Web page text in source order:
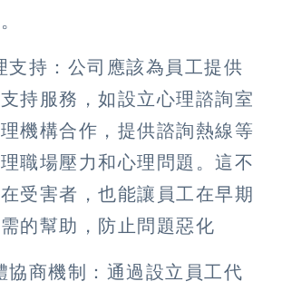
持：公司應該為員工提供
持服務，如設立心理諮詢室
機構合作，提供諮詢熱線等
職場壓力和心理問題。這不
受害者，也能讓員工在早期
的幫助，防止問題惡化
商機制：通過設立員工代